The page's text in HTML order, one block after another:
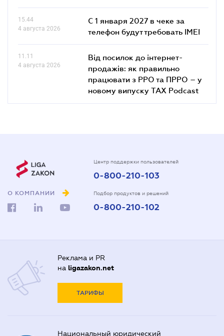
15.44
4 августа 2026
С 1 января 2027 в чеке за
телефон будут требовать IMEI
11.11
4 августа 2026
Від посилок до інтернет-
продажів: як правильно
працювати з РРО та ПРРО – у
новому випуску TAX Podcast
О КОМПАНИИ
Центр поддержки пользователей
0-800-210-103
Подбор продуктов и решений
0-800-210-102
Реклама и PR
на ligazakon.net
ТАРИФЫ
Национальный юридический